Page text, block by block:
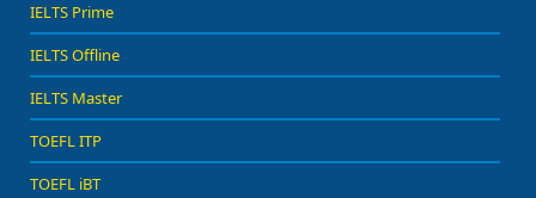
IELTS Prime
IELTS Offline
IELTS Master
TOEFL ITP
TOEFL iBT